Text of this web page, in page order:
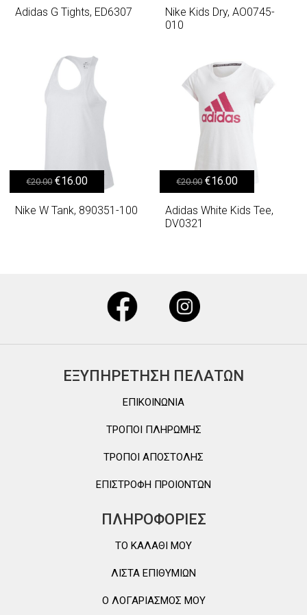
Adidas G Tights, ED6307
Nike Kids Dry, AO0745-
010
€20.00 Original price was: €20.00.
€16.00Η τρέχουσα τιμή είναι: €16.00.
Nike W Tank, 890351-100
€20.00 Original price was: €20.00.
€16.00Η τρέχουσα τιμή είναι: €16.00.
Adidas White Kids Tee,
DV0321
ΕΞΥΠΗΡΕΤΗΣΗ ΠΕΛΑΤΩΝ
ΕΠΙΚΟΙΝΩΝΙΑ
ΤΡΟΠΟΙ ΠΛΗΡΩΜΗΣ
ΤΡΟΠΟΙ ΑΠΟΣΤΟΛΗΣ
ΕΠΙΣΤΡΟΦΗ ΠΡΟΙΟΝΤΩΝ
ΠΛΗΡΟΦΟΡΙΕΣ
TO ΚΑΛΑΘΙ MOY
ΛΙΣΤΑ ΕΠΙΘΥΜΙΩΝ
Ο ΛΟΓΑΡΙΑΣΜΟΣ ΜΟΥ